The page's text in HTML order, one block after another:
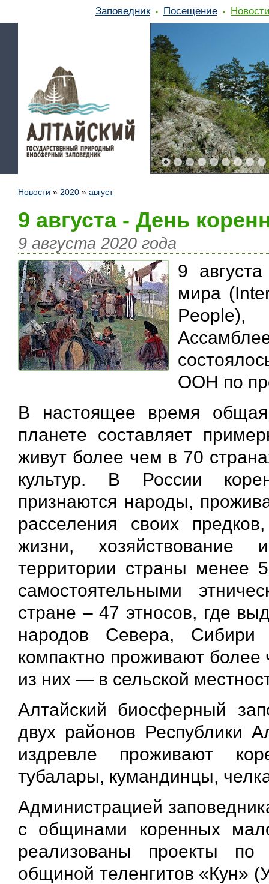
Заповедник Посещение
Новости » 2020 » август
9 августа - День
9 августа 2020 года
9
мира
ООН по
В настоящее время
планете составляет
живут более чем в 70
культур. В России
признаются народы,
расселения своих
жизни,
территории страны менее
самостоятельными
стране – 47 этносов, где
народов Севера,
компактно проживают
из них — в сельской
Алтайский биосферный
двух районов Республики
издревле проживают
тубалары, кумандинцы,
Администрацией
с общинами коренных
реализованы проекты по
общиной теленгитов «Кун»